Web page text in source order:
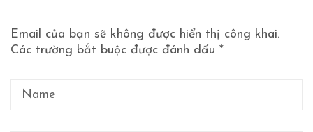
Email của bạn sẽ không được hiển thị công khai.
Các trường bắt buộc được đánh dấu *